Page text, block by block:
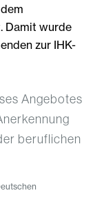
Damit wurde
zur IHK-
Angebotes
beruflichen